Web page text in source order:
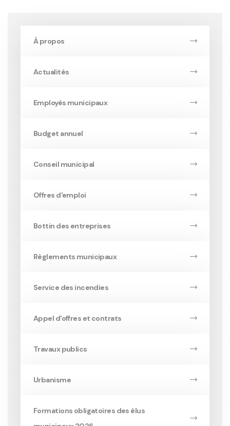
À propos
Actualités
Employés municipaux
Budget annuel
Conseil municipal
Offres d'emploi
Bottin des entreprises
Règlements municipaux
Service des incendies
Appel d'offres et contrats
Travaux publics
Urbanisme
Formations obligatoires des élus